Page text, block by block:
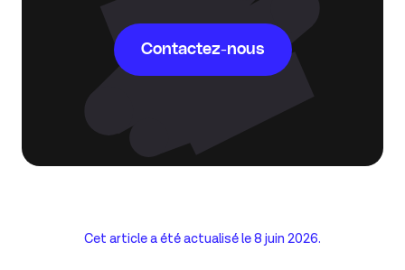
Contactez-nous
Cet article a été actualisé le8 juin 2026.